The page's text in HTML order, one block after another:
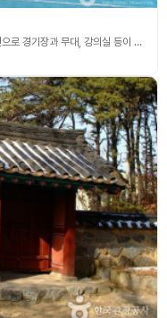
횡성문화체육공원은 횡성군 읍하리에 위치한 체육공원으로 경기장과 무대, 강의실 등이 구비된 국민체육센터와 축구장, 농구장, 테니스 경기장, 체력단련실 등이 체육시설로 자리 잡고 있다. 각종 스포츠 행사가 열리는 곳으로 2019년에는 세계무술선수권대회가 열렸으며 이 외에도 횡성한우배 생활체육 오픈 배드민턴대회, 전국 생활체육 농구 대회 등 각종 체육 행사가 연이어 개최된 바 있다. 이 밖에도 여름에는 횡성문화체육공원 내 자리한 은가람광장에서 어린이를 위